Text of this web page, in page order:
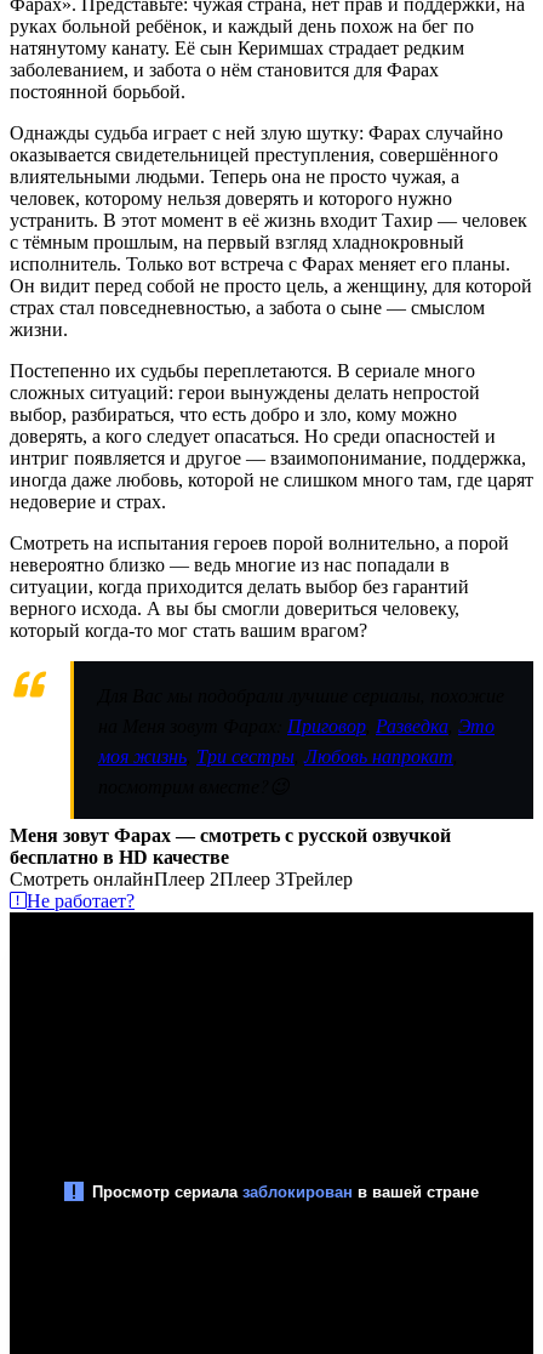
руках больной ребёнок, и каждый день похож на бег по
натянутому канату. Её сын Керимшах страдает редким
заболеванием, и забота о нём становится для Фарах
постоянной борьбой.
Однажды судьба играет с ней злую шутку: Фарах случайно
оказывается свидетельницей преступления, совершённого
влиятельными людьми. Теперь она не просто чужая, а
человек, которому нельзя доверять и которого нужно
устранить. В этот момент в её жизнь входит Тахир — человек
с тёмным прошлым, на первый взгляд хладнокровный
исполнитель. Только вот встреча с Фарах меняет его планы.
Он видит перед собой не просто цель, а женщину, для которой
страх стал повседневностью, а забота о сыне — смыслом
жизни.
Постепенно их судьбы переплетаются. В сериале много
сложных ситуаций: герои вынуждены делать непростой
выбор, разбираться, что есть добро и зло, кому можно
доверять, а кого следует опасаться. Но среди опасностей и
интриг появляется и другое — взаимопонимание, поддержка,
иногда даже любовь, которой не слишком много там, где царят
недоверие и страх.
Смотреть на испытания героев порой волнительно, а порой
невероятно близко — ведь многие из нас попадали в
ситуации, когда приходится делать выбор без гарантий
верного исхода. А вы бы смогли довериться человеку,
который когда-то мог стать вашим врагом?
Приговор Разведка Это
моя жизнь Три сестры ,Любовь напрокат
Меня зовут Фарах — смотреть с русской озвучкой
бесплатно в HD качестве
Смотреть онлайнПлеер 2Плеер 3Трейлер
Не работает?